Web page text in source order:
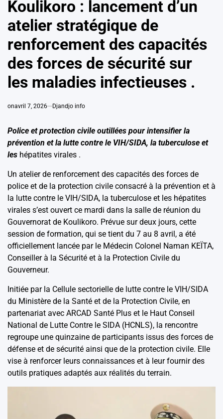
Koulikoro : lancement d’un
atelier stratégique de
renforcement des capacités
des forces de sécurité sur
les maladies infectieuses .
onavril 7, 2026 Djandjo info
Police et protection civile outillées pour intensifier la
prévention et la lutte contre le VIH/SIDA, la tuberculose et
les hépatites virales .
Un atelier de renforcement des capacités des forces de
police et de la protection civile consacré à la prévention et à
la lutte contre le VIH/SIDA, la tuberculose et les hépatites
virales s’est ouvert ce mardi dans la salle de réunion du
Gouvernorat de Koulikoro. Prévue sur deux jours, cette
session de formation, qui se tient du 7 au 8 avril, a été
officiellement lancée par le Médecin Colonel Naman KEÏTA,
Conseiller à la Sécurité et à la Protection Civile du
Gouverneur.
Initiée par la Cellule sectorielle de lutte contre le VIH/SIDA
du Ministère de la Santé et de la Protection Civile, en
partenariat avec ARCAD Santé Plus et le Haut Conseil
National de Lutte Contre le SIDA (HCNLS), la rencontre
regroupe une quinzaine de participants issus des forces de
défense et de sécurité ainsi que de la protection civile. Elle
vise à renforcer leurs connaissances et à leur fournir des
outils pratiques adaptés aux réalités du terrain.